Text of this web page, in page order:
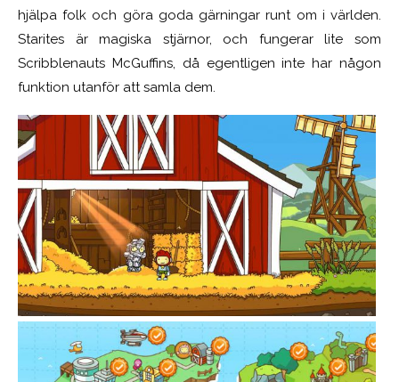
hjälpa folk och göra goda gärningar runt om i världen.
Starites är magiska stjärnor, och fungerar lite som
Scribblenauts McGuffins, då egentligen inte har någon
funktion utanför att samla dem.